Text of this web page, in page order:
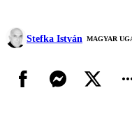
Stefka István MAGYAR